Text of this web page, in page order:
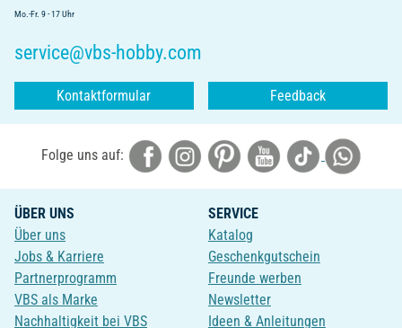
Mo.-Fr. 9 - 17 Uhr
service@vbs-hobby.com
Kontaktformular Feedback
Folge uns auf:
ÜBER UNS
Über uns
Jobs & Karriere
Partnerprogramm
VBS als Marke
Nachhaltigkeit bei VBS
SERVICE
Katalog
Geschenkgutschein
Freunde werben
Newsletter
Ideen & Anleitungen